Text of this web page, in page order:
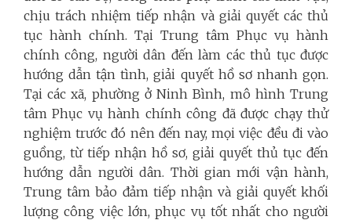
chịu trách nhiệm tiếp nhận và giải quyết các thủ
tục hành chính. Tại Trung tâm Phục vụ hành
chính công, người dân đến làm các thủ tục được
hướng dẫn tận tình, giải quyết hồ sơ nhanh gọn.
Tại các xã, phường ở Ninh Bình, mô hình Trung
tâm Phục vụ hành chính công đã được chạy thử
nghiệm trước đó nên đến nay, mọi việc đều đi vào
guồng, từ tiếp nhận hồ sơ, giải quyết thủ tục đến
hướng dẫn người dân. Thời gian mới vận hành,
Trung tâm bảo đảm tiếp nhận và giải quyết khối
lượng công việc lớn, phục vụ tốt nhất cho người